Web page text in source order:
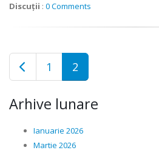
Discuții : 0 Comments
1 2
Arhive lunare
Ianuarie 2026
Martie 2026